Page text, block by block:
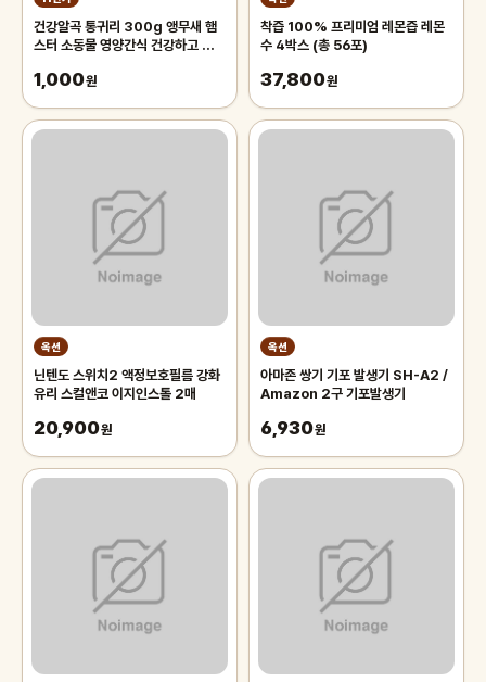
건강알곡 통귀리 300g 앵무새 햄
스터 소동물 영양간식 건강하고 깨끗
1,000원
착즙 100% 프리미엄 레몬즙 레몬
수 4박스 (총 56포)
37,800원
옥션
닌텐도 스위치2 액정보호필름 강화
유리 스컬앤코 이지인스톨 2매
20,900원
옥션
아마존 쌍기 기포 발생기 SH-A2 /
Amazon 2구 기포발생기
6,930원